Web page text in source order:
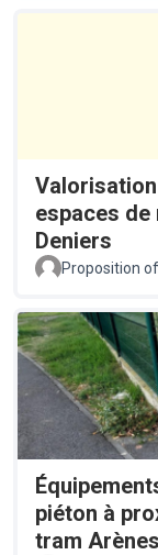
espaces de
Deniers
Proposition
piéton à
tram